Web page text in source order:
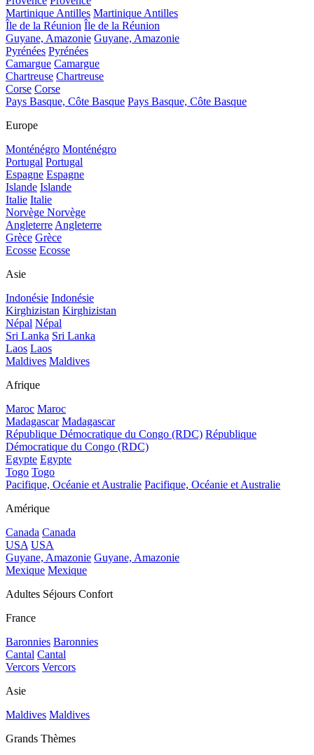
Martinique Antilles Martinique Antilles
Île de la Réunion Île de la Réunion
Guyane, Amazonie Guyane, Amazonie
Pyrénées Pyrénées
Camargue Camargue
Chartreuse Chartreuse
Corse Corse
Pays Basque, Côte Basque Pays Basque, Côte Basque
Europe
Monténégro Monténégro
Portugal Portugal
Espagne Espagne
Islande Islande
Italie Italie
Norvège Norvège
Angleterre Angleterre
Grèce Grèce
Ecosse Ecosse
Asie
Indonésie Indonésie
Kirghizistan Kirghizistan
Népal Népal
Sri Lanka Sri Lanka
Laos Laos
Maldives Maldives
Afrique
Maroc Maroc
Madagascar Madagascar
République Démocratique du Congo (RDC) République
Démocratique du Congo (RDC)
Egypte Egypte
Togo Togo
Pacifique, Océanie et Australie Pacifique, Océanie et Australie
Amérique
Canada Canada
USA USA
Guyane, Amazonie Guyane, Amazonie
Mexique Mexique
Adultes Séjours Confort
France
Baronnies Baronnies
Cantal Cantal
Vercors Vercors
Asie
Maldives Maldives
Grands Thèmes